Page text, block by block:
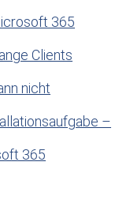
365
Clients
nicht
–
365